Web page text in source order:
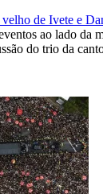
de Ivete e
ao lado da
do trio da